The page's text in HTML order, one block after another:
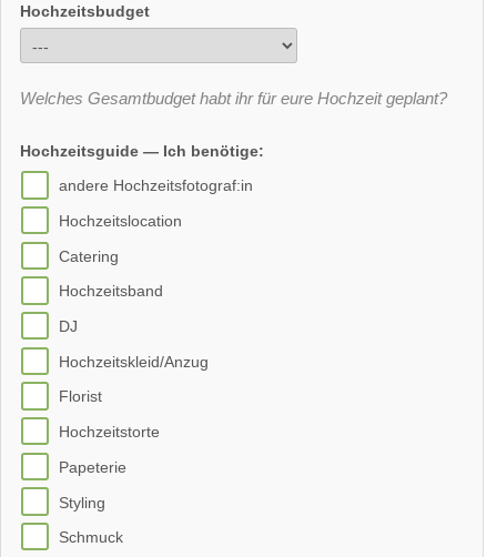
Hochzeitsbudget
Welches Gesamtbudget habt ihr für eure Hochzeit geplant?
Hochzeitsguide — Ich benötige:
andere Hochzeitsfotograf:in
Hochzeitslocation
Catering
Hochzeitsband
DJ
Hochzeitskleid/Anzug
Florist
Hochzeitstorte
Papeterie
Styling
Schmuck